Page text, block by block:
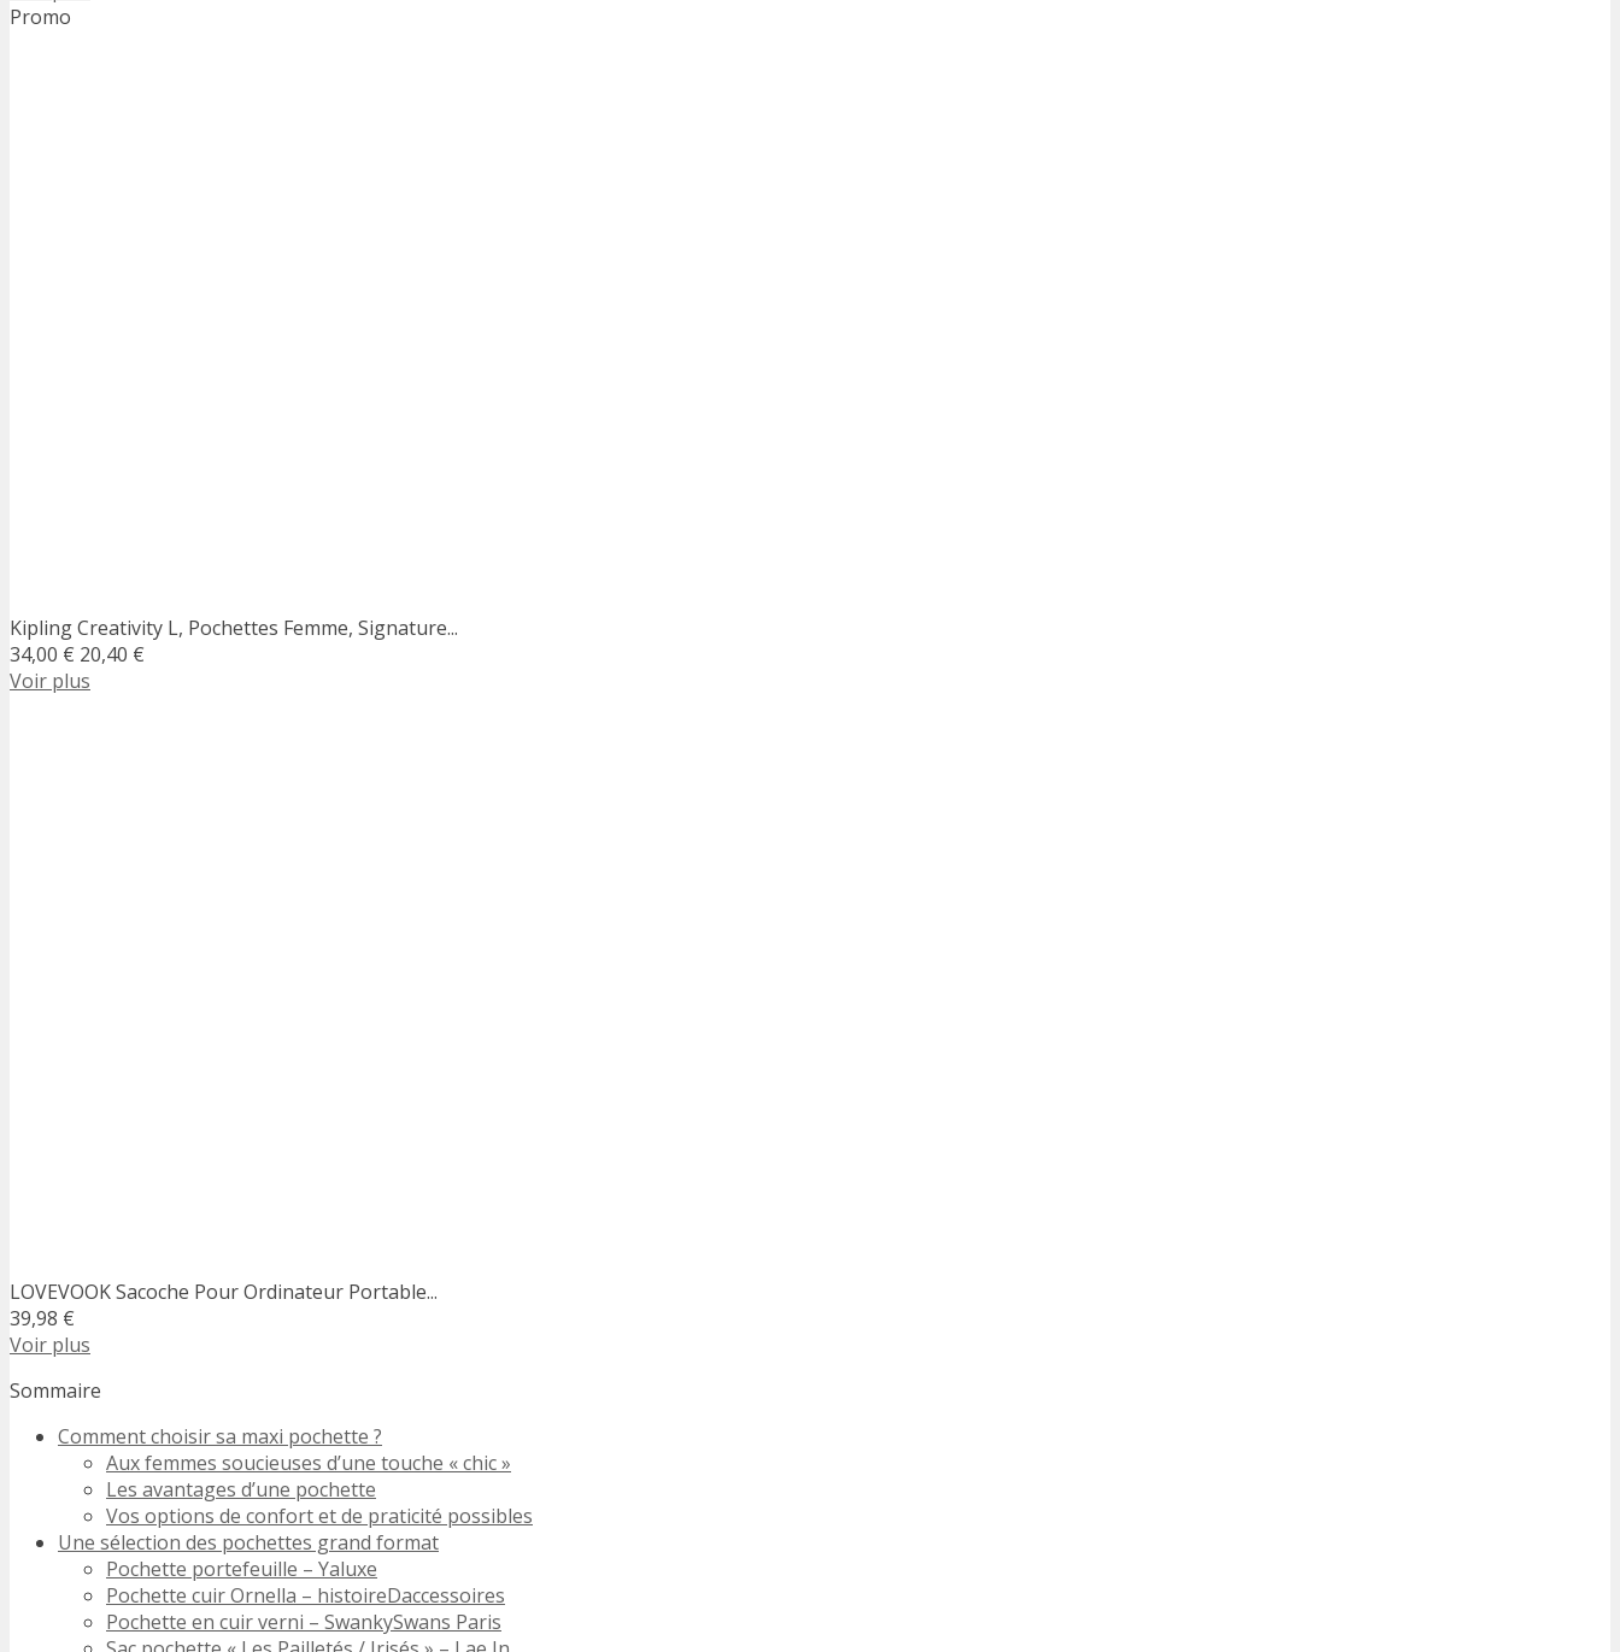
Promo
Kipling Creativity L, Pochettes Femme, Signature...
34,00 € 20,40 €
Voir plus
LOVEVOOK Sacoche Pour Ordinateur Portable...
39,98 €
Voir plus
Sommaire
Comment choisir sa maxi pochette ?
Aux femmes soucieuses d’une touche « chic »
Les avantages d’une pochette
Vos options de confort et de praticité possibles
Une sélection des pochettes grand format
Pochette portefeuille – Yaluxe
Pochette cuir Ornella – histoireDaccessoires
Pochette en cuir verni – SwankySwans Paris